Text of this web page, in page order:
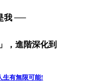
我 ──
，進階深化到
生有無限可能!